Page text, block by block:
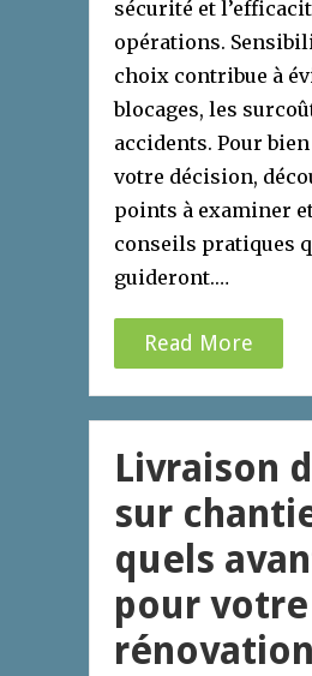
sécurité et
opérations.
choix contribue à
blocages, les
accidents. Pour
votre décision,
points à examiner
conseils pratiques
guideront.…
Read More
Livraison
sur
quels
pour votre